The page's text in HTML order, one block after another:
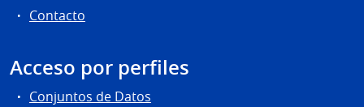
Contacto
Acceso por perfiles
Conjuntos de Datos